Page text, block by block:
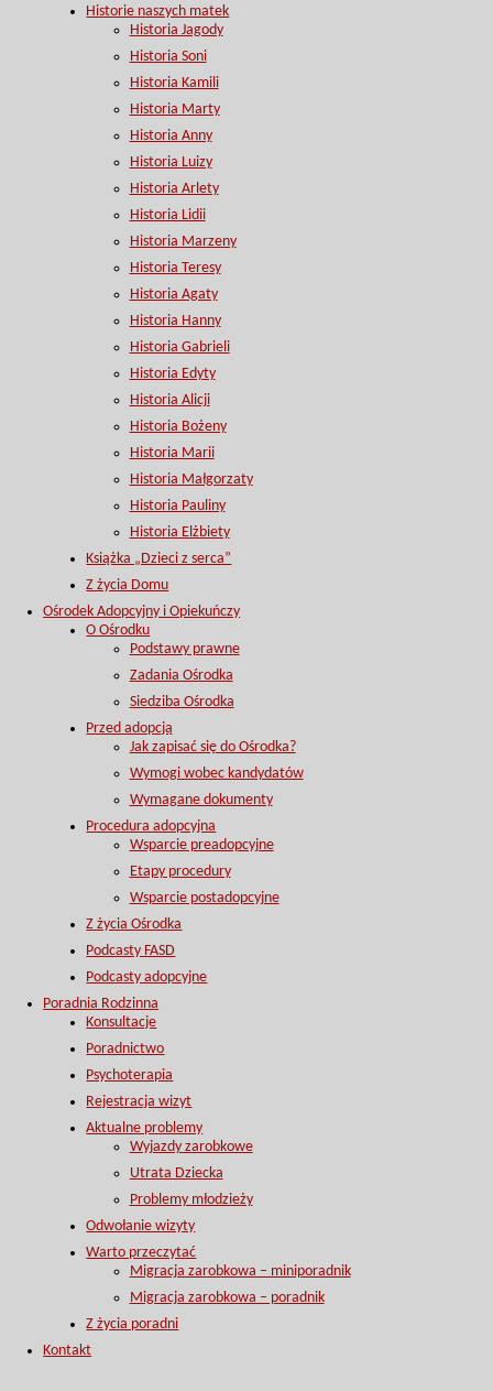
Historie naszych matek
Historia Jagody
Historia Soni
Historia Kamili
Historia Marty
Historia Anny
Historia Luizy
Historia Arlety
Historia Lidii
Historia Marzeny
Historia Teresy
Historia Agaty
Historia Hanny
Historia Gabrieli
Historia Edyty
Historia Alicji
Historia Bożeny
Historia Marii
Historia Małgorzaty
Historia Pauliny
Historia Elżbiety
Książka „Dzieci z serca”
Z życia Domu
Ośrodek Adopcyjny i Opiekuńczy
O Ośrodku
Podstawy prawne
Zadania Ośrodka
Siedziba Ośrodka
Przed adopcją
Jak zapisać się do Ośrodka?
Wymogi wobec kandydatów
Wymagane dokumenty
Procedura adopcyjna
Wsparcie preadopcyjne
Etapy procedury
Wsparcie postadopcyjne
Z życia Ośrodka
Podcasty FASD
Podcasty adopcyjne
Poradnia Rodzinna
Konsultacje
Poradnictwo
Psychoterapia
Rejestracja wizyt
Aktualne problemy
Wyjazdy zarobkowe
Utrata Dziecka
Problemy młodzieży
Odwołanie wizyty
Warto przeczytać
Migracja zarobkowa – miniporadnik
Migracja zarobkowa – poradnik
Z życia poradni
Kontakt